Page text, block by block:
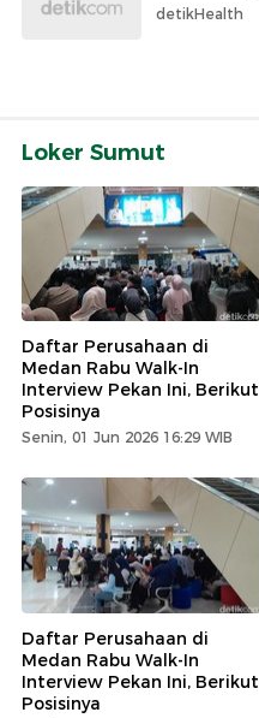
detikHealth
Loker Sumut
Daftar Perusahaan di
Medan Rabu Walk-In
Interview Pekan Ini, Berikut
Posisinya
Senin, 01 Jun 2026 16:29 WIB
Daftar Perusahaan di
Medan Rabu Walk-In
Interview Pekan Ini, Berikut
Posisinya